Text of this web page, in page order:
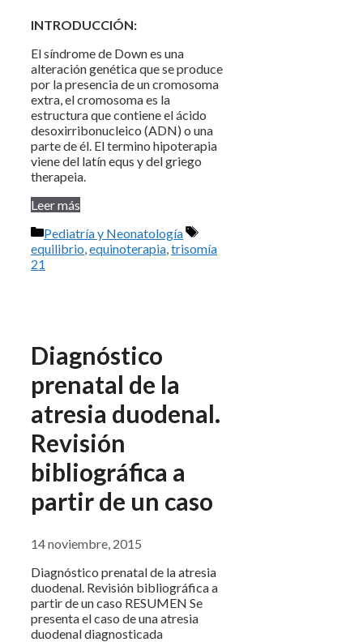
INTRODUCCIÓN:
El síndrome de Down es una
alteración genética que se produce
por la presencia de un cromosoma
extra, el cromosoma es la
estructura que contiene el ácido
desoxirribonucleico (ADN) o una
parte de él. El termino hipoterapia
viene del latín equs y del griego
therapeia.
Leer más
Categorías
Pediatría y Neonatología
Etiquetas
equilibrio,equinoterapia,trisomía
21
Diagnóstico
prenatal de la
atresia duodenal.
Revisión
bibliográfica a
partir de un caso
14 noviembre, 2015
Diagnóstico prenatal de la atresia
duodenal. Revisión bibliográfica a
partir de un caso RESUMEN Se
presenta el caso de una atresia
duodenal diagnosticada